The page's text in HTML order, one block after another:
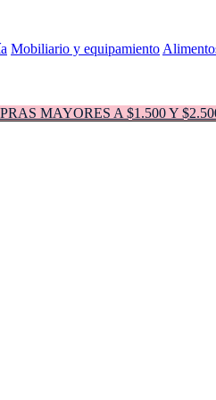
Mobiliario y equipamiento
MAYORES A $1.500 Y